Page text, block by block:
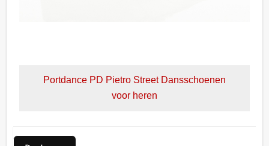
Portdance PD Pietro Street Dansschoenen
voor heren